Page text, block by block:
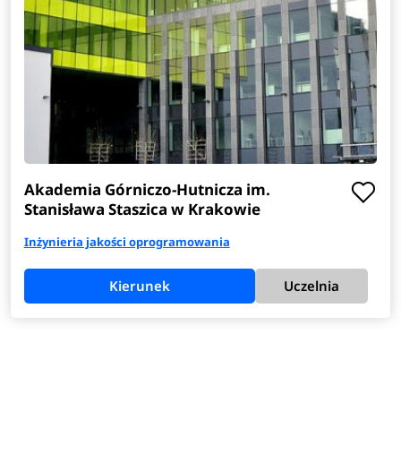
Akademia Górniczo-Hutnicza im.
Stanisława Staszica w Krakowie
Inżynieria jakości oprogramowania
Kierunek Uczelnia